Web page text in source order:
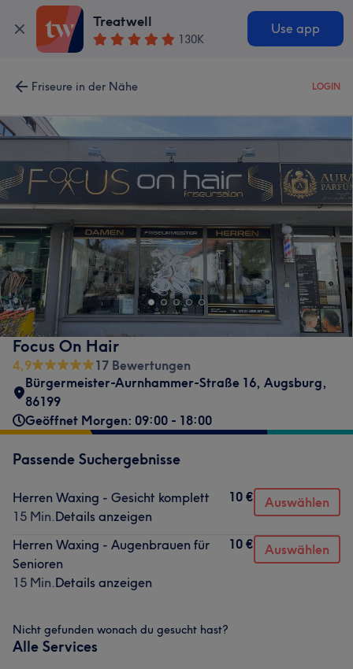
Treatwell
130K
Use app
Friseure in der Nähe LOGIN
Focus On Hair
4,9
17 Bewertungen
Bürgermeister-Aurnhammer-Straße 16, Augsburg,
86199
Geöffnet Morgen: 09:00 - 18:00
Passende Suchergebnisse
Herren Waxing - Gesicht komplett
15 Min.Details anzeigen
10 € Auswählen
Herren Waxing - Augenbrauen für
Senioren
15 Min.Details anzeigen
10 € Auswählen
Nicht gefunden wonach du gesucht hast?
Alle Services